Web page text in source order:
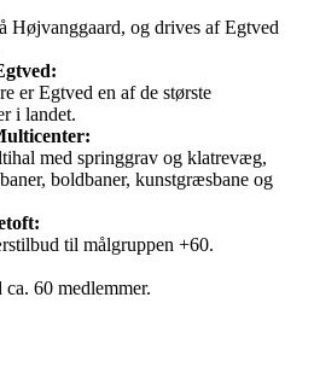
Højvanggaard, og drives af Egtved
er Egtved en af de største
i landet.
med springgrav og klatrevæg,
boldbaner, kunstgræsbane og
til målgruppen +60.
60 medlemmer.